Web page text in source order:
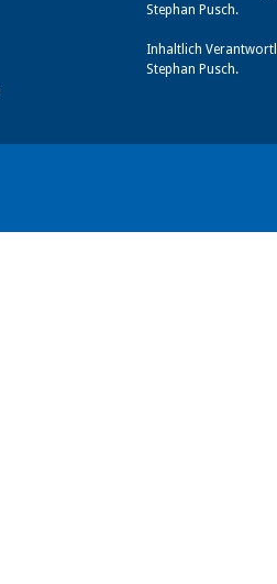
Stephan Pusch.
Inhaltlich
Stephan Pusch.